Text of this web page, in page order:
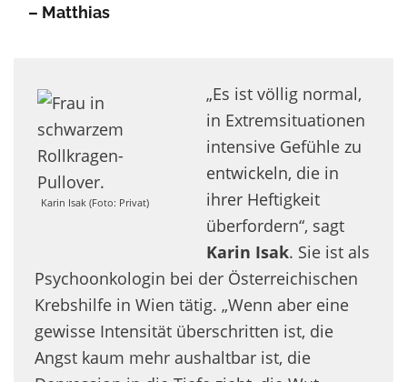
– Matthias
Karin Isak (Foto: Privat)
„Es ist völlig normal,
in Extremsituationen
intensive Gefühle zu
entwickeln, die in
ihrer Heftigkeit
überfordern“, sagt
Karin Isak. Sie ist als
Psychoonkologin bei der Österreichischen
Krebshilfe in Wien tätig. „Wenn aber eine
gewisse Intensität überschritten ist, die
Angst kaum mehr aushaltbar ist, die